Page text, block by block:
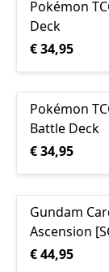
Pokémon
Deck
€ 34,95
Pokémon
Battle Deck
€ 34,95
Gundam
Ascension
€ 44,95